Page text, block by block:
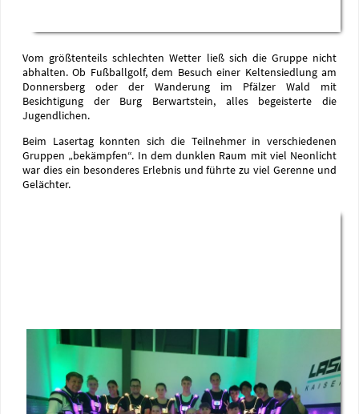
Vom größtenteils schlechten Wetter ließ sich die Gruppe nicht
abhalten. Ob Fußballgolf, dem Besuch einer Keltensiedlung am
Donnersberg oder der Wanderung im Pfälzer Wald mit
Besichtigung der Burg Berwartstein, alles begeisterte die
Jugendlichen.
Beim Lasertag konnten sich die Teilnehmer in verschiedenen
Gruppen „bekämpfen“. In dem dunklen Raum mit viel Neonlicht
war dies ein besonderes Erlebnis und führte zu viel Gerenne und
Gelächter.